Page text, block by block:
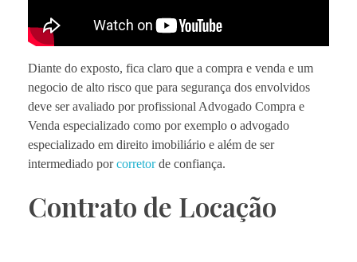
Diante do exposto, fica claro que a compra e venda e um
negocio de alto risco que para segurança dos envolvidos
deve ser avaliado por profissional Advogado Compra e
Venda especializado como por exemplo o advogado
especializado em direito imobiliário e além de ser
intermediado porcorretorde confiança.
Contrato de Locação